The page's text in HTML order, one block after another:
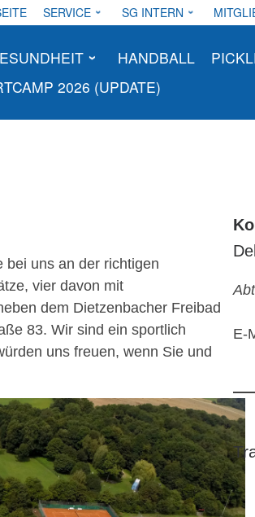
SERVICE SG INTERN
HANDBALL
2026 (UPDATE)
bei uns an der richtigen
vier davon mit
dem Dietzenbacher Freibad
83. Wir sind ein sportlich
uns freuen, wenn Sie und
E-